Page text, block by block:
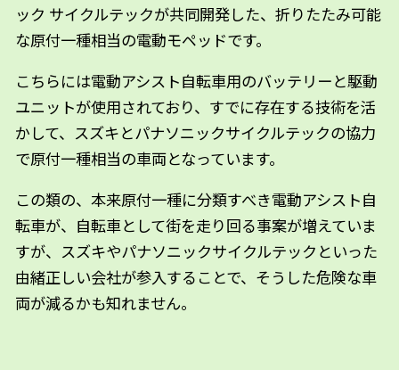
ック サイクルテックが共同開発した、折りたたみ可能
な原付一種相当の電動モペッドです。
こちらには電動アシスト自転車用のバッテリーと駆動
ユニットが使用されており、すでに存在する技術を活
かして、スズキとパナソニックサイクルテックの協力
で原付一種相当の車両となっています。
この類の、本来原付一種に分類すべき電動アシスト自
転車が、自転車として街を走り回る事案が増えていま
すが、スズキやパナソニックサイクルテックといった
由緒正しい会社が参入することで、そうした危険な車
両が減るかも知れません。